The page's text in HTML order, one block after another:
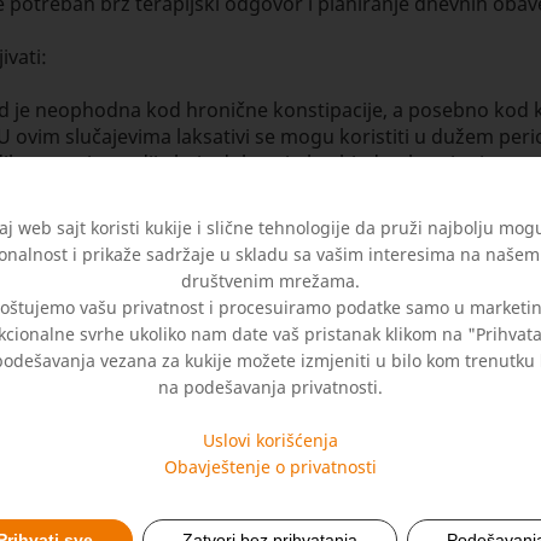
je neophodna kod hronične konstipacije, a posebno
slučajevima laksativi se mogu koristiti u dužem
postoje studije koje dokazuju bezbjednu
na različite načine. Na primjer, biljna vlakna poput
dejstvo – omekšava stolicu i potiče crijevnu
i nakon obroka). Dokazano je da dodatno pomaže i
crijevo:
preporučenim dozama imaju štetno dejstvo na debelo
Neki od njih mogu djelovati u roku od nekoliko
web sajt koristi kukije i slične tehnologije da pruži najbolju
i prikaže sadržaje u skladu sa vašim interesima na
društvenim mrežama.
vašu privatnost i procesuiramo podatke samo u
svrhe ukoliko nam date vaš pristanak klikom na
vezana za kukije možete izmjeniti u bilo kom trenutku
na podešavanja privatnosti.
Uslovi korišćenja
Obavještenje o privatnosti